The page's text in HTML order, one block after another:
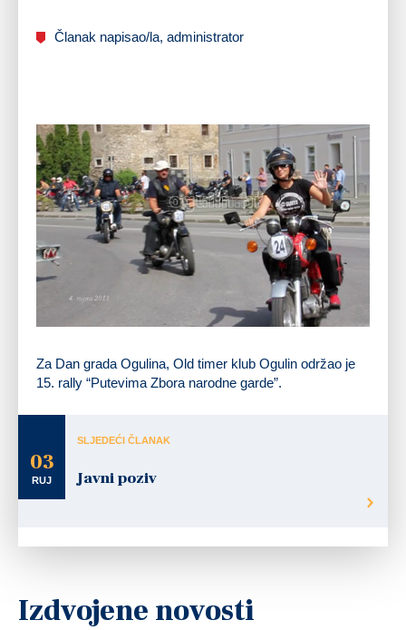
Članak napisao/la, administrator
Za Dan grada Ogulina, Old timer klub Ogulin održao je
15. rally “Putevima Zbora narodne garde”.
03
RUJ
SLJEDEĆI ČLANAK
Javni poziv
Izdvojene novosti